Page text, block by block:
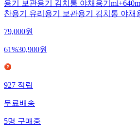
용기 보관용기 김치통 야채용기
찬용기 유리용기 보관용기 김치통 야채
79,000원
61%30,900원
927적립
무료배송
5명구매중